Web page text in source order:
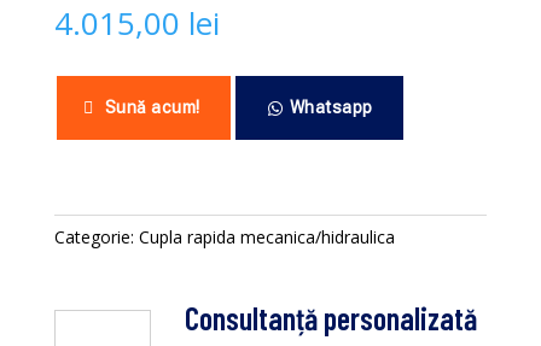
4.015,00 lei
Sună acum! Whatsapp
Categorie: Cupla rapida mecanica/hidraulica
Consultanță personalizată